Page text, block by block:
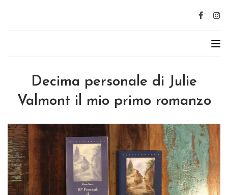
Decima personale di Julie
Valmont il mio primo romanzo